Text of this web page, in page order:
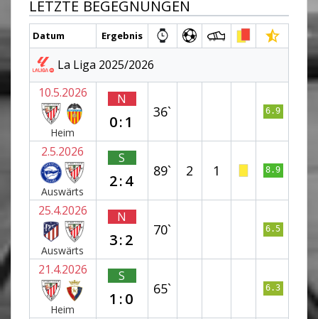
LETZTE BEGEGNUNGEN
Datum Ergebnis
La Liga 2025/2026
10.5.2026
Heim
N
0:1
36` 6.9
2.5.2026
Auswärts
S
2:4
89` 2 1 8.9
25.4.2026
Auswärts
N
3:2
70` 6.5
21.4.2026
Heim
S
1:0
65` 6.3